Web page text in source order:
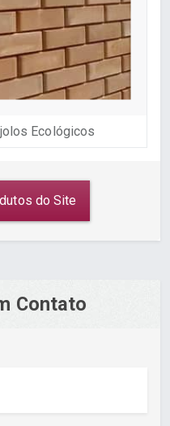
Ecológicos
do Site
Contato